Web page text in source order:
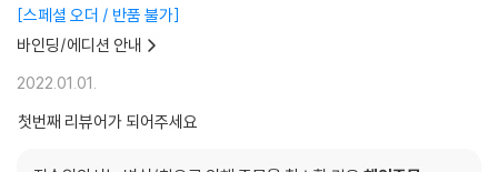
스페셜 오더 / 반품 불가
바인딩/에디션 안내
2022.01.01.
첫번째 리뷰어가 되어주세요